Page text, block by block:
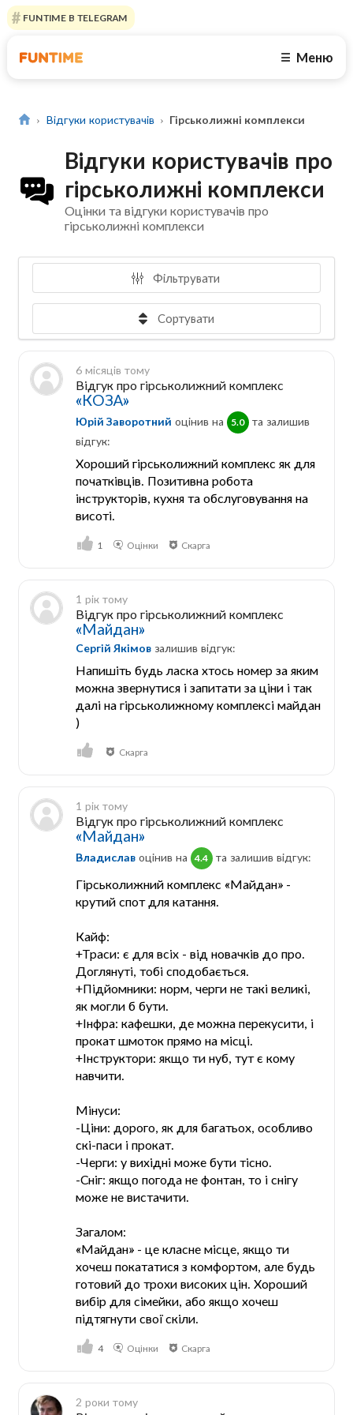
FUNTIME В TELEGRAM
☰ Меню
Відгуки користувачів Гірськолижні комплекси
Відгуки користувачів про
гірськолижні комплекси
Оцінки та відгуки користувачів про
гірськолижні комплекси
Фільтрувати
Сортувати
6 місяців тому
Відгук про гірськолижний комплекс
«КОЗА»
Юрій Заворотний оцінив на 5.0 та залишив
відгук:
Хороший гірськолижний комплекс як для
початківців. Позитивна робота
інструкторів, кухня та обслуговування на
висоті.
1 Оцінки Скарга
1 рік тому
Відгук про гірськолижний комплекс
«Майдан»
Сергій Якімовзалишив відгук:
Напишіть будь ласка хтось номер за яким
можна звернутися і запитати за ціни і так
далі на гірськолижному комплексі майдан
)
Скарга
1 рік тому
Відгук про гірськолижний комплекс
«Майдан»
Владиславоцінив на 4.4 та залишив відгук:
Гірськолижний комплекс «Майдан» -
крутий спот для катання.
Кайф:
+Траси: є для всіх - від новачків до про.
Доглянуті, тобі сподобається.
+Підйомники: норм, черги не такі великі,
як могли б бути.
+Інфра: кафешки, де можна перекусити, і
прокат шмоток прямо на місці.
+Інструктори: якщо ти нуб, тут є кому
навчити.
Мінуси:
-Ціни: дорого, як для багатьох, особливо
скі-паси і прокат.
-Черги: у вихідні може бути тісно.
-Сніг: якщо погода не фонтан, то і снігу
може не вистачити.
Загалом:
«Майдан» - це класне місце, якщо ти
хочеш покататися з комфортом, але будь
готовий до трохи високих цін. Хороший
вибір для сімейки, або якщо хочеш
підтягнути свої скіли.
4 Оцінки Скарга
2 роки тому